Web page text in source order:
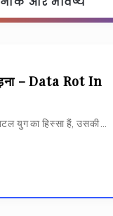
– Data Rot In
युग का हिस्सा हैं, उसकी…